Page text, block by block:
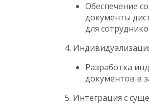
Обеспечение
документы
для
4.
Разработка
документов в
5. Интеграция с